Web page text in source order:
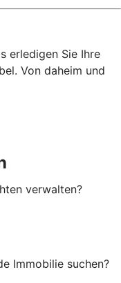
erledigen Sie Ihre
Von daheim und
verwalten?
Immobilie suchen?